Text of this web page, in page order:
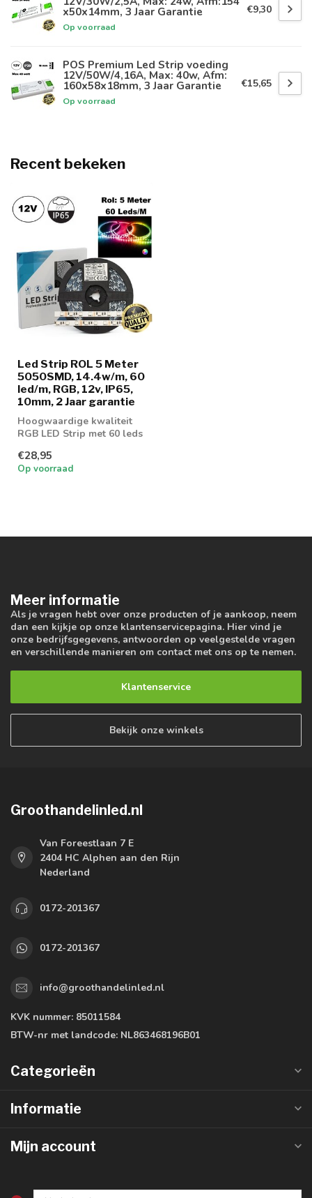
x50x14mm, 3 Jaar Garantie
Op voorraad
€9,30
POS Premium Led Strip voeding
12V/50W/4,16A, Max: 40w, Afm:
160x58x18mm, 3 Jaar Garantie
Op voorraad
€15,65
Recent bekeken
Led Strip ROL 5 Meter
5050SMD, 14.4w/m, 60
led/m, RGB, 12v, IP65,
10mm, 2 Jaar garantie
Hoogwaardige kwaliteit
RGB LED Strip met 60 leds
€28,95
Op voorraad
Meer informatie
Als je vragen hebt over onze producten of je aankoop, neem
dan een kijkje op onze klantenservicepagina. Hier vind je
onze bedrijfsgegevens, antwoorden op veelgestelde vragen
en verschillende manieren om contact met ons op te nemen.
Klantenservice
Bekijk onze winkels
Groothandelinled.nl
Van Foreestlaan 7 E
2404 HC Alphen aan den Rijn
Nederland
0172-201367
0172-201367
info@groothandelinled.nl
KVK nummer: 85011584
BTW-nr met landcode: NL863468196B01
Categorieën
Informatie
Mijn account